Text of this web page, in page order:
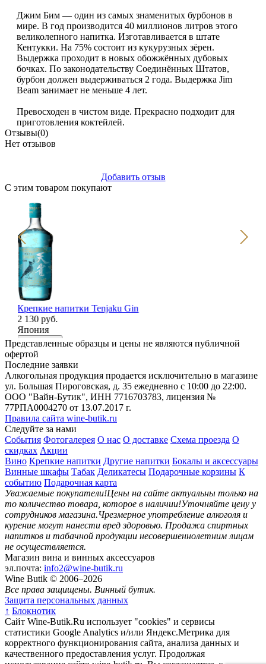
Джим Бим — один из самых знаменитых бурбонов в
мире. В год производится 40 миллионов литров этого
великолепного напитка. Изготавливается в штате
Кентукки. На 75% состоит из кукурузных зёрен.
Выдержка проходит в новых обожжённых дубовых
бочках. По законодательству Соединённых Штатов,
бурбон должен выдерживаться 2 года. Выдержка Jim
Beam занимает не меньше 4 лет.
Превосходен в чистом виде. Прекрасно подходит для
приготовления коктейлей.
Отзывы(0)
Нет отзывов
Добавить отзыв
С этим товаром покупают
Крепкие напитки Tenjaku Gin
2 130 руб.
Япония
В корзину
Представленные образцы и цены не являются публичной
офертой
Последние заявки
Алкогольная продукция продается исключительно в магазине
ул. Большая Пироговская, д. 35 ежедневно с 10:00 до 22:00.
ООО "Вайн-Бутик", ИНН 7716703783, лицензия №
77РПА0004270 от 13.07.2017 г.
Правила сайта wine-butik.ru
Следуйте за нами
События Фотогалерея О нас О доставке Схема проезда О
скидках Акции
Вино Крепкие напитки Другие напитки Бокалы и аксессуары
Винные шкафы Табак Деликатесы Подарочные корзины К
событию Подарочная карта
Уважаемые покупатели!Цены на сайте актуальны только на
то количество товара, которое в наличии!Уточняйте цену у
сотрудников магазина.Чрезмерное употребление алкоголя и
курение могут нанести вред здоровью. Продажа спиртных
напитков и табачной продукции несовершеннолетним лицам
не осуществляется.
Магазин вина и винных аксессуаров
эл.почта: info2@wine-butik.ru
Wine Butik © 2006–2026
Все права защищены. Винный бутик.
Защита персональных данных
↑ Блокнотик
Сайт Wine-Butik.Ru использует "cookies" и сервисы
статистики Google Analytics и/или Яндекс.Метрика для
корректного функционирования сайта, анализа данных и
качественного предоставления услуг. Продолжая